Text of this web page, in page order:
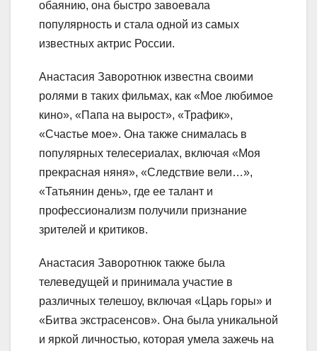
обаянию, она быстро завоевала
популярность и стала одной из самых
известных актрис России.
Анастасия Заворотнюк известна своими
ролями в таких фильмах, как «Мое любимое
кино», «Папа на вырост», «Трафик»,
«Счастье мое». Она также снималась в
популярных телесериалах, включая «Моя
прекрасная няня», «Следствие вели…»,
«Татьянин день», где ее талант и
профессионализм получили признание
зрителей и критиков.
Анастасия Заворотнюк также была
телеведущей и принимала участие в
различных телешоу, включая «Царь горы» и
«Битва экстрасенсов». Она была уникальной
и яркой личностью, которая умела зажечь на